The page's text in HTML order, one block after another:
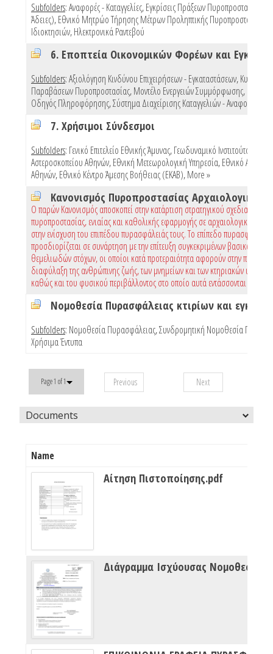
Subfolders:Αναφορές - Καταγγελίες,Εγκρίσεις Πράξεων Πυροπροστασίας
Άδειες),Εθνικό Μητρώο Τήρησης Μέτρων Προληπτικής Πυροπροστασίας
Ιδιοκτησιών,Ηλεκτρονικά Ραντεβού
Subfolders:Αξιολόγηση Κινδύνου Επιχειρήσεων - Εγκαταστάσεων,Κυρώσεις
Παραβάσεων Πυροπροστασίας,Μοντέλο Ενεργειών Συμμόρφωσης,
Οδηγός Πληροφόρησης,Σύστημα Διαχείρισης Καταγγελιών - Αναφορών
7. Χρήσιμοι Σύνδεσμοι
Subfolders: Γενικό Επιτελείο Εθνικής Άμυνας,Γεωδυναμικό Ινστιτούτο
Αστεροσκοπείου Αθηνών,Εθνική Μετεωρολογική Υπηρεσία,Εθνικό
Αθηνών,Εθνικό Κέντρο Άμεσης Βοήθειας (ΕΚΑΒ),More »
Ο παρών Κανονισμός αποσκοπεί στην κατάρτιση στρατηγικού σχεδιασμού
πυροπροστασίας, ενιαίας και καθολικής εφαρμογής σε αρχαιολογικούς
στην ενίσχυση του επιπέδου πυρασφάλειάς τους. Το επίπεδο πυρασφάλειας
προσδιορίζεται σε συνάρτηση με την επίτευξη συγκεκριμένων βασικών και
θεμελιωδών στόχων, οι οποίοι κατά προτεραιότητα αφορούν στην
διαφύλαξη της ανθρώπινης ζωής, των μνημείων και των κτηριακών
καθώς και του φυσικού περιβάλλοντος στο οποίο αυτά εντάσσονται
Subfolders: Νομοθεσία Πυρασφάλειας,Συνδρομητική Νομοθεσία
Χρήσιμα Έντυπα
Page 1 of 1 Previous Next
Documents
Name
Αίτηση Πιστοποίησης.pdf